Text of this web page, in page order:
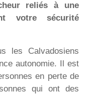
reliés à une
votre sécurité
les Calvadosiens
autonomie. Il est
en perte de
qui ont des